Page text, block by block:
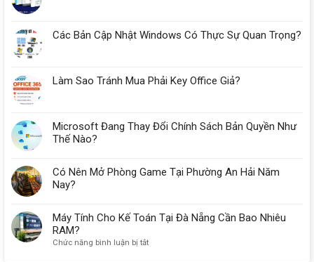
Các Bản Cập Nhật Windows Có Thực Sự Quan Trọng?
Làm Sao Tránh Mua Phải Key Office Giả?
Microsoft Đang Thay Đổi Chính Sách Bản Quyền Như
Thế Nào?
Có Nên Mở Phòng Game Tại Phường An Hải Năm
Nay?
Máy Tính Cho Kế Toán Tại Đà Nẵng Cần Bao Nhiêu
RAM?
Chức năng bình luận bị tắtở